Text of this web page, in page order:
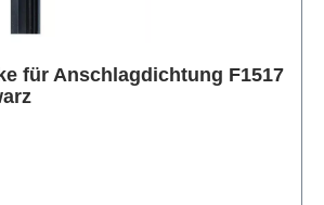
für Anschlagdichtung F1517